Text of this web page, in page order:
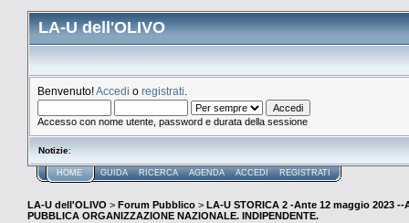
LA-U dell'OLIVO
Benvenuto!Accedi o registrati
Accesso con nome utente, password e durata della sessione
Notizie:
HOME GUIDA RICERCA AGENDA ACCEDI REGISTRATI
LA-U dell'OLIVO > Forum Pubblico > LA-U STORICA 2 -Ante 12 maggio 2023 --
PUBBLICA ORGANIZZAZIONE NAZIONALE. INDIPENDENTE.